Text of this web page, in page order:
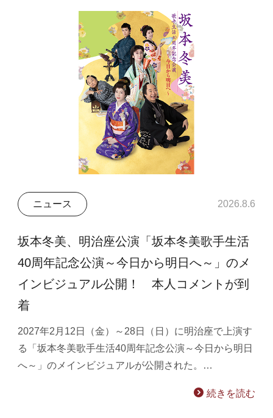
ニュース 2026.8.6
坂本冬美、明治座公演「坂本冬美歌手生活
40周年記念公演～今日から明日へ～」のメ
インビジュアル公開！ 本人コメントが到
着
2027年2月12日（金）～28日（日）に明治座で上演す
る「坂本冬美歌手生活40周年記念公演～今日から明日
へ～」のメインビジュアルが公開された。…
続きを読む